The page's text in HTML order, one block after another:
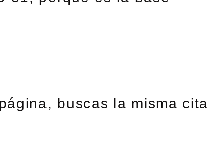
buscas la misma cita